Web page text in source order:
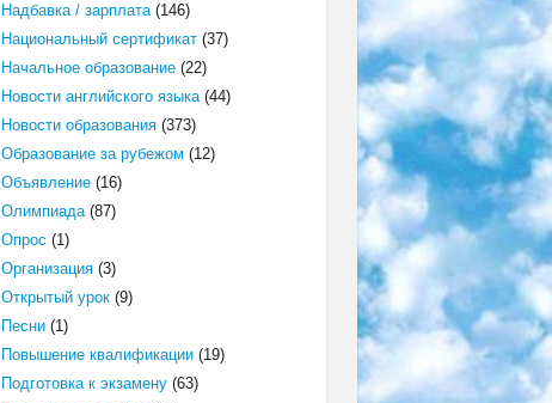
Надбавка / зарплата(146)
Национальный сертификат(37)
Начальное образование(22)
Новости английского языка(44)
Новости образования(373)
Образование за рубежом (12)
Объявление(16)
Олимпиада(87)
Опрос (1)
Организация(3)
Открытый урок(9)
Песни(1)
Повышение квалификации(19)
Подготовка к экзамену(63)